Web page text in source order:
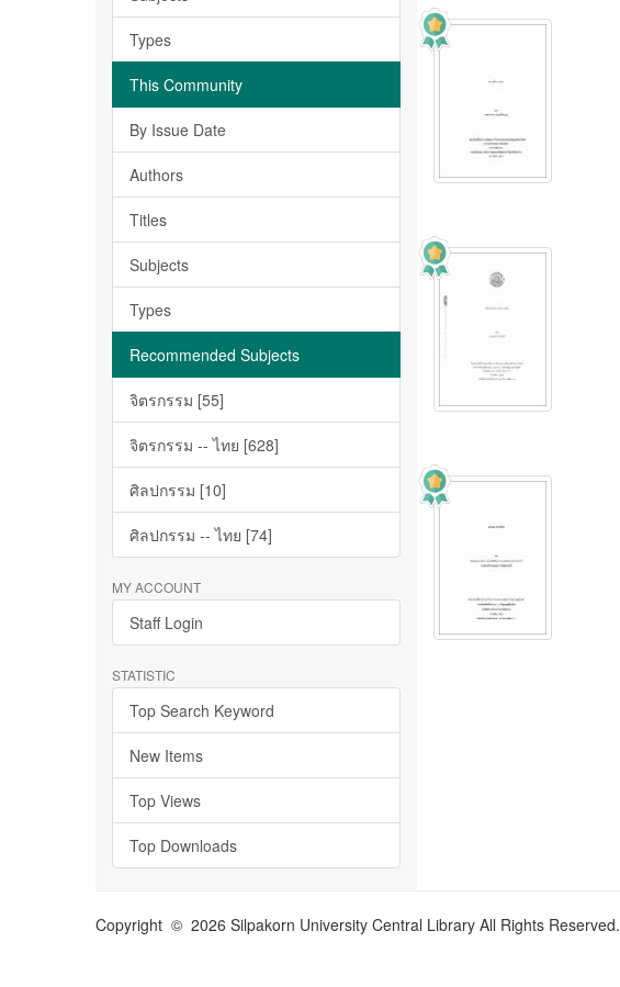
Types
This Community
By Issue Date
Authors
Titles
Subjects
Types
Recommended Subjects
จิตรกรรม [55]
จิตรกรรม -- ไทย [628]
ศิลปกรรม [10]
ศิลปกรรม -- ไทย [74]
MY ACCOUNT
Staff Login
STATISTIC
Top Search Keyword
New Items
Top Views
Top Downloads
Copyright © 2026 Silpakorn University Central Library All Rights Reserved.